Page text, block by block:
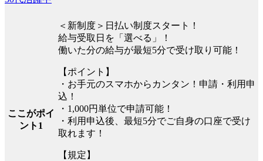
ここがポイ
ント1
＜新制度＞日払い制度スタート！
給与受取日を「選べる」！
働いた分の給与が最短5分で受け取り可能！
【ポイント】
・お手元のスマホからカンタン！申請・利用申
込！
・1,000円単位で申請可能！
・利用申込後、最短5分でご自身の口座で受け
取れます！
【規定】